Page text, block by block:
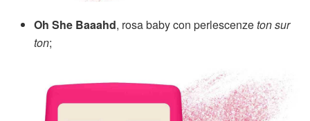
Oh She Baaahd, rosa baby con perlescenzeton sur
ton;